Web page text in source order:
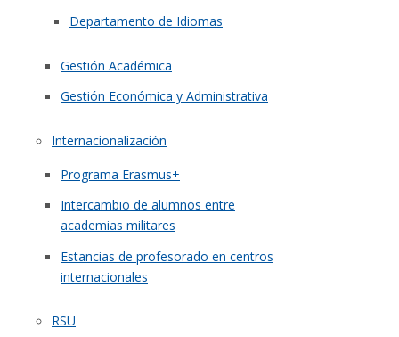
Departamento de Idiomas
Gestión Académica
Gestión Económica y Administrativa
Internacionalización
Programa Erasmus+
Intercambio de alumnos entre
academias militares
Estancias de profesorado en centros
internacionales
RSU